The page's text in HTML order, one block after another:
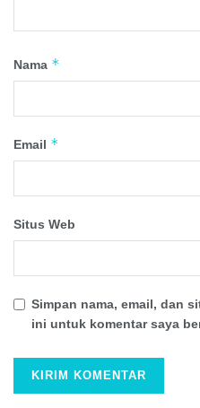
Nama *
Email *
Situs Web
Simpan nama, email, dan
ini untuk komentar saya